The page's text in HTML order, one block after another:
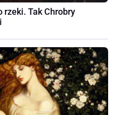
rzeki. Tak Chrobry